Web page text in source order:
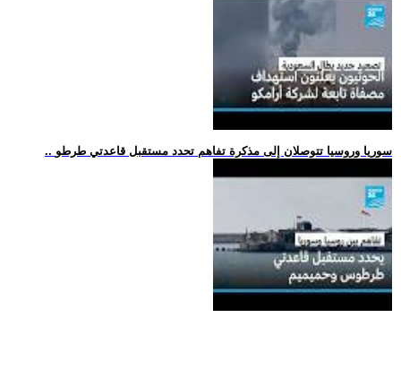
.. سوريا وروسيا تتوصلان إلى مذكرة تفاهم تحدد مستقبل قاعدتي طرطو